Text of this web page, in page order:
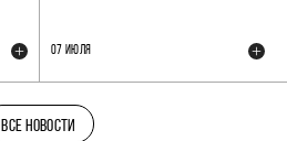
07 ИЮЛЯ
ВСЕ НОВОСТИ